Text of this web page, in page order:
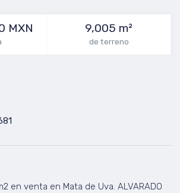
MXN 9,005 m²
de terreno
en venta en Mata de Uva. ALVARADO